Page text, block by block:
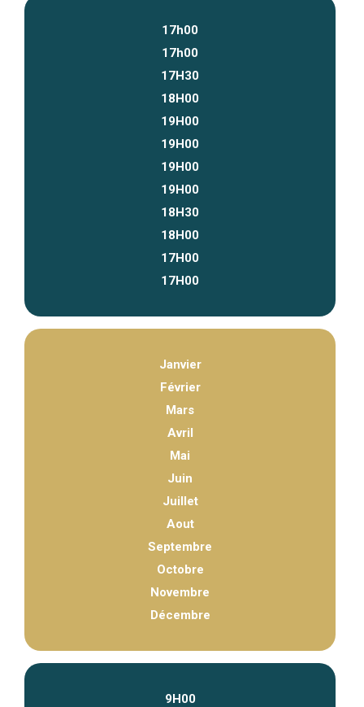
17h00
17h00
17H30
18H00
19H00
19H00
19H00
19H00
18H30
18H00
17H00
17H00
Janvier
Février
Mars
Avril
Mai
Juin
Juillet
Aout
Septembre
Octobre
Novembre
Décembre
9H00